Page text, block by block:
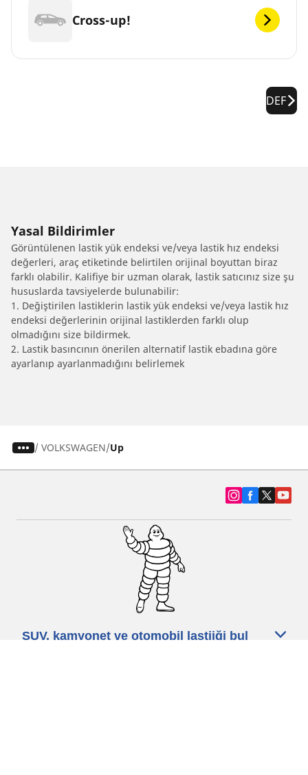
Cross-up!
DEF
Yasal Bildirimler
Görüntülenen lastik yük endeksi ve/veya lastik hız endeksi
değerleri, araç etiketinde belirtilen orijinal boyuttan biraz
farklı olabilir. Kalifiye bir uzman olarak, lastik satıcınız size şu
hususlarda tavsiyelerde bulunabilir:
1. Değiştirilen lastiklerin lastik yük endeksi ve/veya lastik hız
endeksi değerlerinin orijinal lastiklerden farklı olup
olmadığını size bildirmek.
2. Lastik basıncının önerilen alternatif lastik ebadına göre
ayarlanıp ayarlanmadığını belirlemek
/ VOLKSWAGEN Up
SUV, kamyonet ve otomobil lastiiği bul